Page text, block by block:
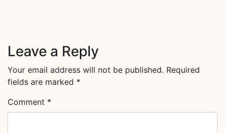
Leave a Reply
Your email address will not be published. Required
fields are marked *
Comment *